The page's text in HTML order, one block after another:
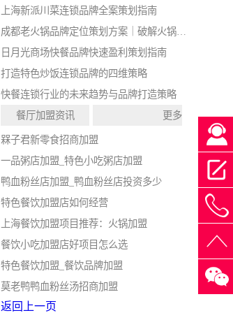
上海新派川菜连锁品牌全案策划指南
成都老火锅品牌定位策划方案｜破解火锅店同质化闭店难题
日月光商场快餐品牌快速盈利策划指南
打造特色炒饭连锁品牌的四维策略
快餐连锁行业的未来趋势与品牌打造策略
餐厅加盟资讯
更多
槑子君新零食招商加盟
一品粥店加盟_特色小吃粥店加盟
鸭血粉丝店加盟_鸭血粉丝店投资多少
特色餐饮加盟店如何经营
上海餐饮加盟项目推荐：火锅加盟
餐饮小吃加盟店好项目怎么选
特色餐饮加盟_餐饮品牌加盟
莫老鸭鸭血粉丝汤招商加盟
返回上一页